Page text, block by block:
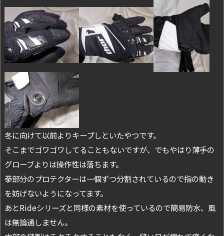
冬に向けて以前よりキープしといたやつです。
そこまでゴワゴワしてることもないですが、でもやはり薄手の
グローブよりは操作性は落ちます。
拳部分のプロテクターは一個ずつ分割されているので指の動き
を妨げないようになってます。
あとRideシリーズと同様の素材を使っているので簡易防水、風
は無論通しません。